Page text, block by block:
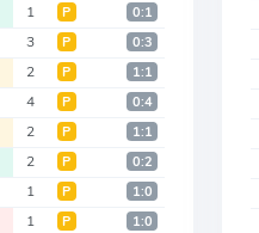
1 Р 0:1
3 Р 0:3
2 Р 1:1
4 Р 0:4
2 Р 1:1
2 Р 0:2
1 Р 1:0
1 Р 1:0